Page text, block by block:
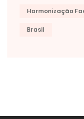
Harmonização
Brasil